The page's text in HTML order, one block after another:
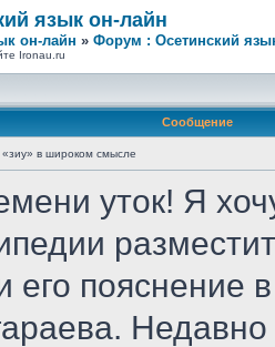
язык он-лайн
он-лайн » Форум : Осетинский
Ironau.ru
Сообщение
в широком смысле
уток! Я
его пояснение
Недавно